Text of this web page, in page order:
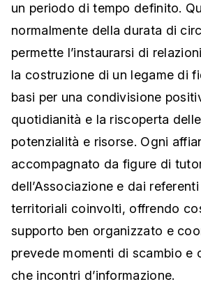
un periodo di tempo definito.
normalmente della durata di
permette l’instaurarsi di
la costruzione di un legame di
basi per una condivisione
quotidianità e la riscoperta
potenzialità e risorse. Ogni
accompagnato da figure di
dell’Associazione e dai
territoriali coinvolti, offrendo
supporto ben organizzato e
prevede momenti di scambio e
che incontri d’informazione.